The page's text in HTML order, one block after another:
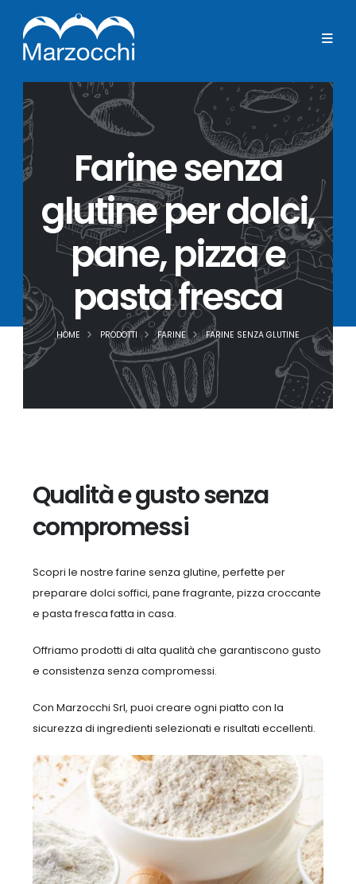
Farine senza
glutine per dolci,
pane, pizza e
pasta fresca
HOME PRODOTTI FARINE FARINE SENZA GLUTINE
Qualità e gusto senza
compromessi
Scopri le nostre farine senza glutine, perfette per
preparare dolci soffici, pane fragrante, pizza croccante
e pasta fresca fatta in casa.
Offriamo prodotti di alta qualità che garantiscono gusto
e consistenza senza compromessi.
Con Marzocchi Srl, puoi creare ogni piatto con la
sicurezza di ingredienti selezionati e risultati eccellenti.